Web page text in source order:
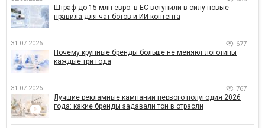
Штраф до 15 млн евро: в ЕС вступили в силу новые
правила для чат-ботов и ИИ-контента
31.07.2026 677
Почему крупные бренды больше не меняют логотипы
каждые три года
31.07.2026 767
Лучшие рекламные кампании первого полугодия 2026
года: какие бренды задавали тон в отрасли